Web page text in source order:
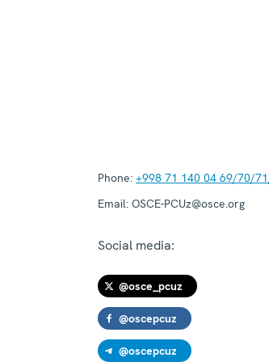
Phone: +998 71 140 04 69/70/
Email: OSCE-PCUz@osce.org
Social media:
@osce_pcuz
@oscepcuz
@oscepcuz